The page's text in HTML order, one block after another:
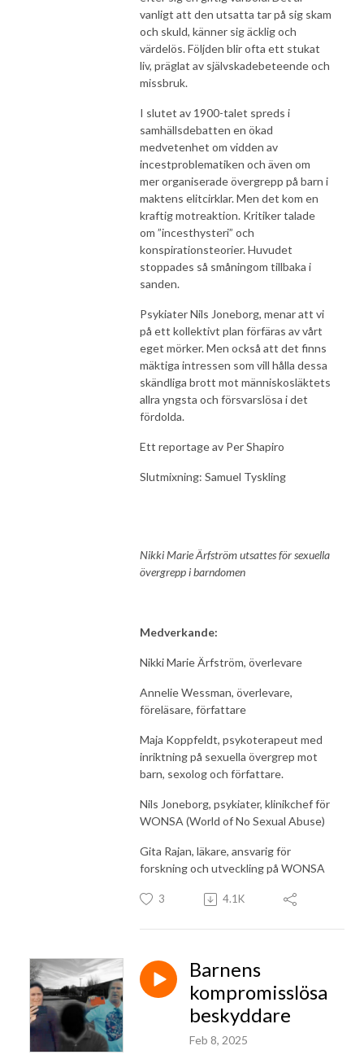
vanligt att den utsatta tar på sig skam
och skuld, känner sig äcklig och
värdelös. Följden blir ofta ett stukat
liv, präglat av självskadebeteende och
missbruk.
I slutet av 1900-talet spreds i
samhällsdebatten en ökad
medvetenhet om vidden av
incestproblematiken och även om
mer organiserade övergrepp på barn i
maktens elitcirklar. Men det kom en
kraftig motreaktion. Kritiker talade
om ”incesthysteri” och
konspirationsteorier. Huvudet
stoppades så småningom tillbaka i
sanden.
Psykiater Nils Joneborg, menar att vi
på ett kollektivt plan förfäras av vårt
eget mörker. Men också att det finns
mäktiga intressen som vill hålla dessa
skändliga brott mot människosläktets
allra yngsta och försvarslösa i det
fördolda.
Ett reportage av Per Shapiro
Slutmixning: Samuel Tyskling
Nikki Marie Ärfström utsattes för sexuella
övergrepp i barndomen
Medverkande:
Nikki Marie Ärfström, överlevare
Annelie Wessman, överlevare,
föreläsare, författare
Maja Koppfeldt, psykoterapeut med
inriktning på sexuella övergrep mot
barn, sexolog och författare.
Nils Joneborg, psykiater, klinikchef för
WONSA (World of No Sexual Abuse)
Gita Rajan, läkare, ansvarig för
forskning och utveckling på WONSA
3 4.1K
Barnens
kompromisslösa
beskyddare
Feb 8, 2025